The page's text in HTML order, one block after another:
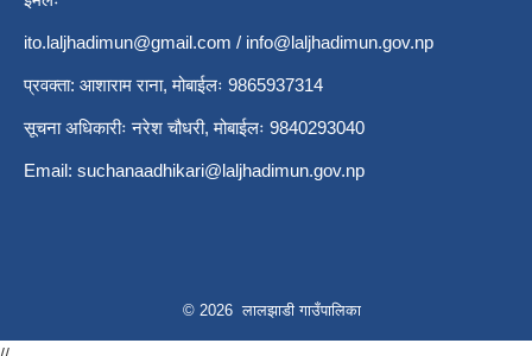
ito.laljhadimun@gmail.com / info@laljhadimun.gov.np
प्रवक्ता: आशाराम राना, मोबाईलः 9865937314
सूचना अधिकारीः नरेश चौधरी, मोबाईलः 9840293040
Email: suchanaadhikari@laljhadimun.gov.np
© 2026 लालझाडी गाउँपालिका